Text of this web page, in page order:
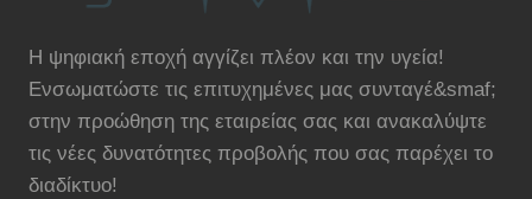
Η ψηφιακή εποχή αγγίζει πλέον και την υγεία!
Ενσωματώστε τις επιτυχημένες μας συνταγέ&smaf;
στην προώθηση της εταιρείας σας και ανακαλύψτε
τις νέες δυνατότητες προβολής που σας παρέχει το
διαδίκτυο!